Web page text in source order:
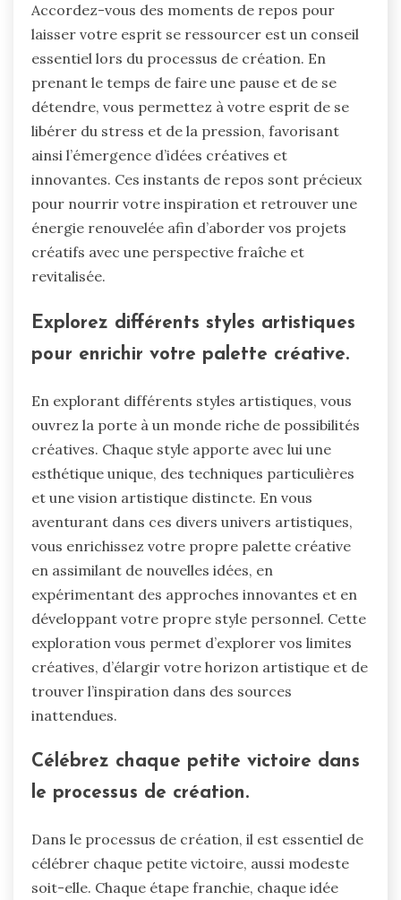
Accordez-vous des moments de repos pour
laisser votre esprit se ressourcer est un conseil
essentiel lors du processus de création. En
prenant le temps de faire une pause et de se
détendre, vous permettez à votre esprit de se
libérer du stress et de la pression, favorisant
ainsi l’émergence d’idées créatives et
innovantes. Ces instants de repos sont précieux
pour nourrir votre inspiration et retrouver une
énergie renouvelée afin d’aborder vos projets
créatifs avec une perspective fraîche et
revitalisée.
Explorez différents styles artistiques
pour enrichir votre palette créative.
En explorant différents styles artistiques, vous
ouvrez la porte à un monde riche de possibilités
créatives. Chaque style apporte avec lui une
esthétique unique, des techniques particulières
et une vision artistique distincte. En vous
aventurant dans ces divers univers artistiques,
vous enrichissez votre propre palette créative
en assimilant de nouvelles idées, en
expérimentant des approches innovantes et en
développant votre propre style personnel. Cette
exploration vous permet d’explorer vos limites
créatives, d’élargir votre horizon artistique et de
trouver l’inspiration dans des sources
inattendues.
Célébrez chaque petite victoire dans
le processus de création.
Dans le processus de création, il est essentiel de
célébrer chaque petite victoire, aussi modeste
soit-elle. Chaque étape franchie, chaque idée